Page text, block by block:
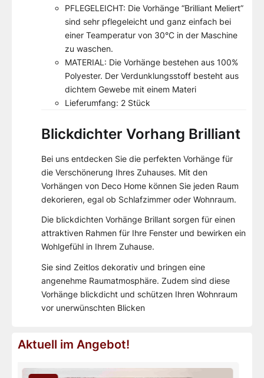
PFLEGELEICHT: Die Vorhänge “Brilliant Meliert”
sind sehr pflegeleicht und ganz einfach bei
einer Teamperatur von 30°C in der Maschine
zu waschen.
MATERIAL: Die Vorhänge bestehen aus 100%
Polyester. Der Verdunklungsstoff besteht aus
dichtem Gewebe mit einem Materi
Lieferumfang: 2 Stück
Blickdichter Vorhang Brilliant
Bei uns entdecken Sie die perfekten Vorhänge für
die Verschönerung Ihres Zuhauses. Mit den
Vorhängen von Deco Home können Sie jeden Raum
dekorieren, egal ob Schlafzimmer oder Wohnraum.
Die blickdichten Vorhänge Brillant sorgen für einen
attraktiven Rahmen für Ihre Fenster und bewirken ein
Wohlgefühl in Ihrem Zuhause.
Sie sind Zeitlos dekorativ und bringen eine
angenehme Raumatmosphäre. Zudem sind diese
Vorhänge blickdicht und schützen Ihren Wohnraum
vor unerwünschten Blicken
Aktuell im Angebot!